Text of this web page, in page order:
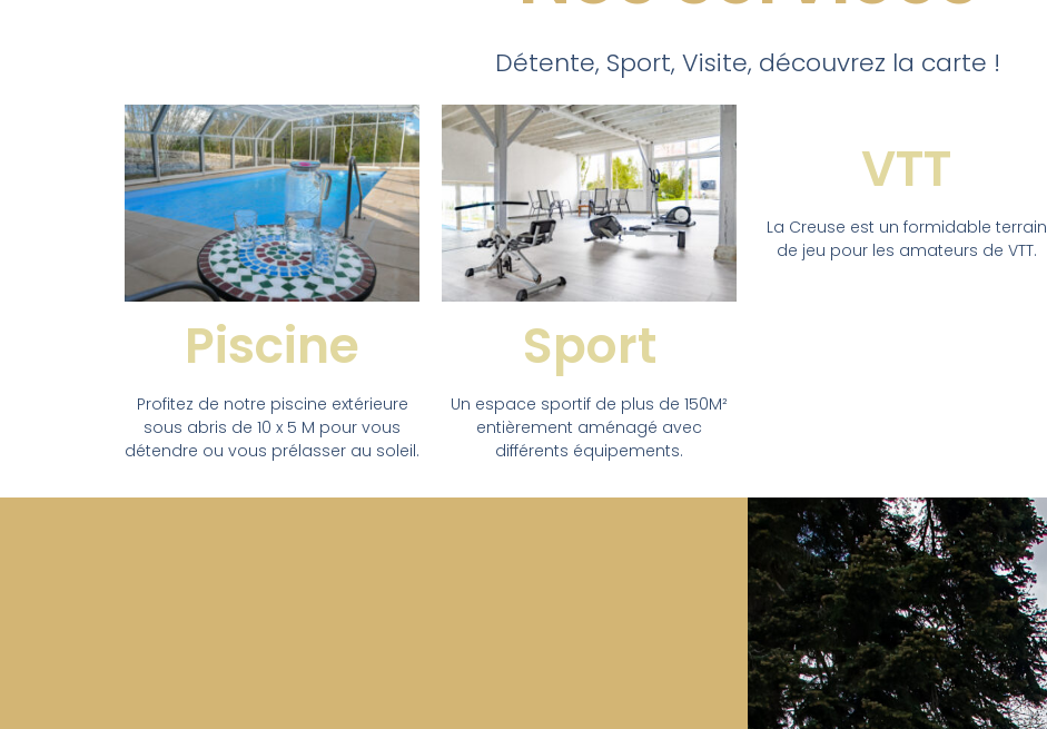
Détente, Sport, Visite, découvrez la carte !
Piscine
Profitez de notre piscine extérieure
sous abris de 10 x 5 M pour vous
détendre ou vous prélasser au soleil.
Sport
Un espace sportif de plus de 150M²
entièrement aménagé avec
différents équipements.
VTT
La Creuse est un formidable terrain
de jeu pour les amateurs de VTT.